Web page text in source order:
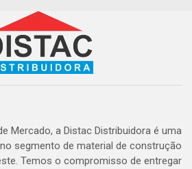
Mercado, a Distac Distribuidora é uma
segmento de material de construção
Temos o compromisso de entregar